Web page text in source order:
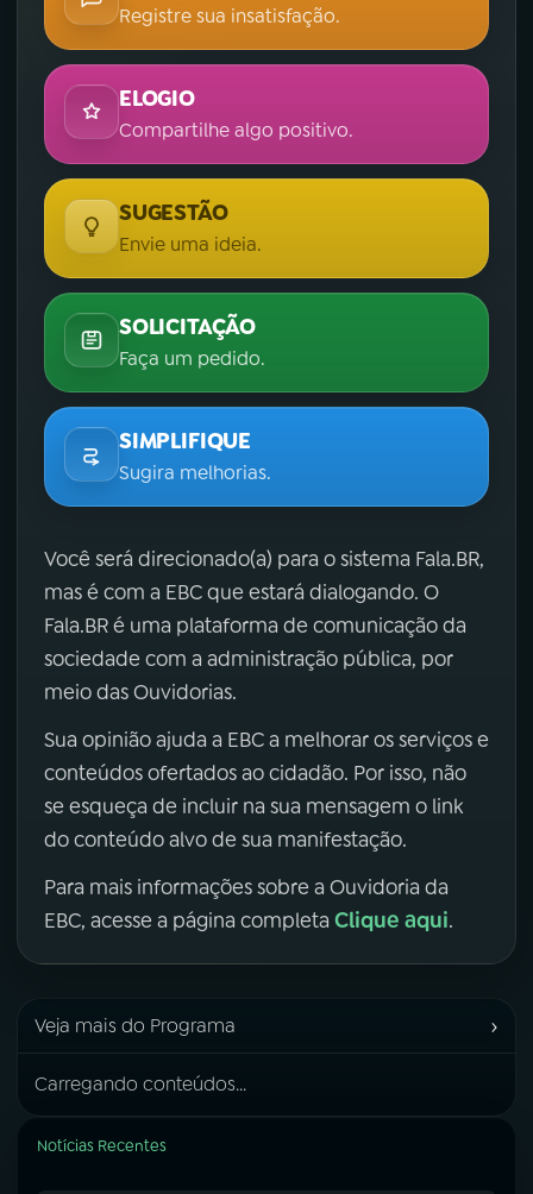
Registre sua insatisfação.
ELOGIO
Compartilhe algo positivo.
SUGESTÃO
Envie uma ideia.
SOLICITAÇÃO
Faça um pedido.
SIMPLIFIQUE
Sugira melhorias.
Você será direcionado(a) para o sistema Fala.BR,
mas é com a EBC que estará dialogando. O
Fala.BR é uma plataforma de comunicação da
sociedade com a administração pública, por
meio das Ouvidorias.
Sua opinião ajuda a EBC a melhorar os serviços e
conteúdos ofertados ao cidadão. Por isso, não
se esqueça de incluir na sua mensagem o link
do conteúdo alvo de sua manifestação.
Para mais informações sobre a Ouvidoria da
EBC, acesse a página completa Clique aqui.
Veja mais do Programa ›
Carregando conteúdos...
Notícias Recentes